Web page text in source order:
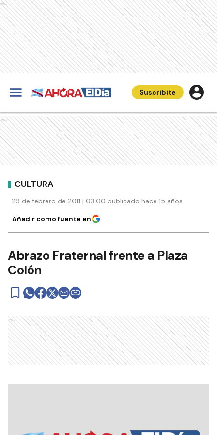
Ads
Suscribite
Ads
CULTURA
28 de febrero de 2011 | 03:00 publicado hace 15 años
Añadir como fuente en
Abrazo Fraternal frente a Plaza
Colón
Ads